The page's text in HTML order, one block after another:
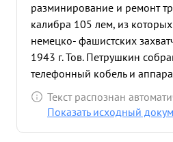
разминирование и ремонт
калибра 105 лем, из
немецко- фашистских
1943 г. Тов. Петрушкин
телефонный кобель и
порядок и в стат ще день
педаты противника и два
Текст распознан
Показать исходный